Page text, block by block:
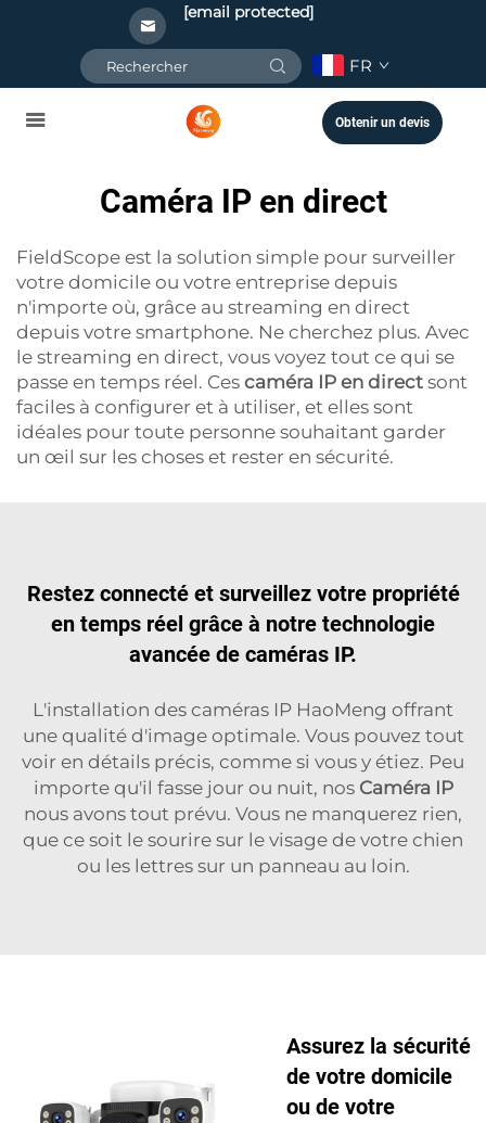
[email protected]
FR
Obtenir un devis
Caméra IP en direct
FieldScope est la solution simple pour surveiller
votre domicile ou votre entreprise depuis
n'importe où, grâce au streaming en direct
depuis votre smartphone. Ne cherchez plus. Avec
le streaming en direct, vous voyez tout ce qui se
passe en temps réel. Ces caméra IP en direct sont
faciles à configurer et à utiliser, et elles sont
idéales pour toute personne souhaitant garder
un œil sur les choses et rester en sécurité.
Restez connecté et surveillez votre propriété
en temps réel grâce à notre technologie
avancée de caméras IP.
L'installation des caméras IP HaoMeng offrant
une qualité d'image optimale. Vous pouvez tout
voir en détails précis, comme si vous y étiez. Peu
importe qu'il fasse jour ou nuit, nos Caméra IP
nous avons tout prévu. Vous ne manquerez rien,
que ce soit le sourire sur le visage de votre chien
ou les lettres sur un panneau au loin.
Assurez la sécurité
de votre domicile
ou de votre